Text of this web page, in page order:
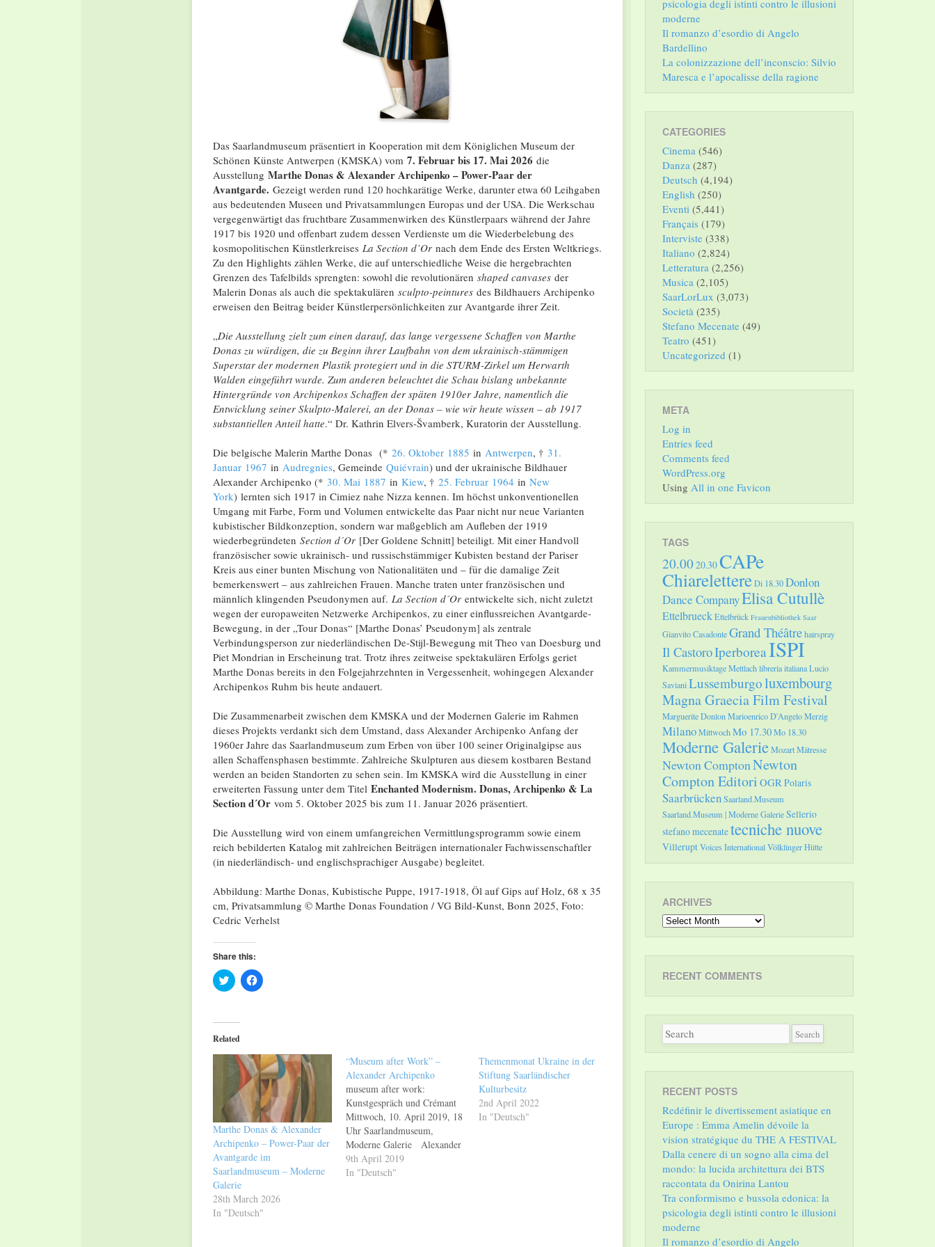
Das Saarlandmuseum präsentiert in Kooperation mit dem Königlichen Museum der
Schönen Künste Antwerpen (KMSKA) vom 7. Februar bis 17. Mai 2026 die
Ausstellung Marthe Donas & Alexander Archipenko – Power-Paar der
Avantgarde. Gezeigt werden rund 120 hochkarätige Werke, darunter etwa 60 Leihgaben
aus bedeutenden Museen und Privatsammlungen Europas und der USA. Die Werkschau
vergegenwärtigt das fruchtbare Zusammenwirken des Künstlerpaars während der Jahre
1917 bis 1920 und offenbart zudem dessen Verdienste um die Wiederbelebung des
kosmopolitischen Künstlerkreises La Section d’Or nach dem Ende des Ersten Weltkriegs.
Zu den Highlights zählen Werke, die auf unterschiedliche Weise die hergebrachten
Grenzen des Tafelbilds sprengten: sowohl die revolutionären shaped canvasesder
Malerin Donas als auch die spektakulären sculpto-peinturesdes Bildhauers Archipenko
erweisen den Beitrag beider Künstlerpersönlichkeiten zur Avantgarde ihrer Zeit.
„Die Ausstellung zielt zum einen darauf, das lange vergessene Schaffen von Marthe
Donas zu würdigen, die zu Beginn ihrer Laufbahn von dem ukrainisch-stämmigen
Superstar der modernen Plastik protegiert und in die STURM-Zirkel um Herwarth
Walden eingeführt wurde. Zum anderen beleuchtet die Schau bislang unbekannte
Hintergründe von Archipenkos Schaffen der späten 1910er Jahre, namentlich die
Entwicklung seiner Skulpto-Malerei, an der Donas – wie wir heute wissen – ab 1917
substantiellen Anteil hatte.“ Dr. Kathrin Elvers-Švamberk, Kuratorin der Ausstellung.
Die belgische Malerin Marthe Donas (* 26. Oktober 1885 in Antwerpen, † 31.
Januar 1967 in Audregnies, Gemeinde Quiévrain) und der ukrainische Bildhauer
Alexander Archipenko (* 30. Mai 1887 in Kiew, † 25. Februar 1964 in New
York) lernten sich 1917 in Cimiez nahe Nizza kennen. Im höchst unkonventionellen
Umgang mit Farbe, Form und Volumen entwickelte das Paar nicht nur neue Varianten
kubistischer Bildkonzeption, sondern war maßgeblich am Aufleben der 1919
wiederbegründeten Section d´Or [Der Goldene Schnitt] beteiligt. Mit einer Handvoll
französischer sowie ukrainisch- und russischstämmiger Kubisten bestand der Pariser
Kreis aus einer bunten Mischung von Nationalitäten und – für die damalige Zeit
bemerkenswert – aus zahlreichen Frauen. Manche traten unter französischen und
männlich klingenden Pseudonymen auf. La Section d´Or entwickelte sich, nicht zuletzt
wegen der europaweiten Netzwerke Archipenkos, zu einer einflussreichen Avantgarde-
Bewegung, in der „Tour Donas“ [Marthe Donas’ Pseudonym] als zentrale
Verbindungsperson zur niederländischen De-Stijl-Bewegung mit Theo van Doesburg und
Piet Mondrian in Erscheinung trat. Trotz ihres zeitweise spektakulären Erfolgs geriet
Marthe Donas bereits in den Folgejahrzehnten in Vergessenheit, wohingegen Alexander
Archipenkos Ruhm bis heute andauert.
Die Zusammenarbeit zwischen dem KMSKA und der Modernen Galerie im Rahmen
dieses Projekts verdankt sich dem Umstand, dass Alexander Archipenko Anfang der
1960er Jahre das Saarlandmuseum zum Erben von über 100 seiner Originalgipse aus
allen Schaffensphasen bestimmte. Zahlreiche Skulpturen aus diesem kostbaren Bestand
werden an beiden Standorten zu sehen sein. Im KMSKA wird die Ausstellung in einer
erweiterten Fassung unter dem Titel Enchanted Modernism. Donas, Archipenko & La
Section d´Orvom 5. Oktober 2025 bis zum 11. Januar 2026 präsentiert.
Die Ausstellung wird von einem umfangreichen Vermittlungsprogramm sowie einem
reich bebilderten Katalog mit zahlreichen Beiträgen internationaler Fachwissenschaftler
(in niederländisch- und englischsprachiger Ausgabe) begleitet.
Abbildung: Marthe Donas, Kubistische Puppe, 1917-1918, Öl auf Gips auf Holz, 68 x 35
cm, Privatsammlung © Marthe Donas Foundation / VG Bild-Kunst, Bonn 2025, Foto:
Cedric Verhelst
Share this:
Click
to
(Opens
in
new
Click
to
Related
Marthe Donas & Alexander
Archipenko – Power-Paar der
Avantgarde im
Saarlandmuseum – Moderne
Galerie
28th March 2026
In "Deutsch"
“Museum after Work” –
Alexander Archipenko
museum after work:
Kunstgespräch und Crémant
Mittwoch, 10. April 2019, 18
Uhr Saarlandmuseum,
Moderne Galerie Alexander
Archipenko - Figur und
Raum Mit dem
9th April 2019
In "Deutsch"
Themenmonat Ukraine in der
Stiftung Saarländischer
Kulturbesitz
2nd April 2022
In "Deutsch"
psicologia degli istinti contro le illusioni
moderne
Il romanzo d’esordio di Angelo
Bardellino
La colonizzazione dell’inconscio: Silvio
Maresca e l’apocalisse della ragione
CATEGORIES
Cinema (546)
Danza (287)
Deutsch (4,194)
English (250)
Eventi (5,441)
Français (179)
Interviste (338)
Italiano (2,824)
Letteratura (2,256)
Musica (2,105)
SaarLorLux (3,073)
Società (235)
Stefano Mecenate (49)
Teatro (451)
Uncategorized (1)
META
Log in
Entries feed
Comments feed
WordPress.org
Using All in one Favicon
TAGS
20.00 20.30CAPe
ChiarelettereDi 18.30Donlon
Dance CompanyElisa Cutullè
EttelbrueckEttelbrück Frauenbibliothek Saar
Gianvito CasadonteGrand Théâtrehairspray
Il CastoroIperboreaISPI
Kammermusiktage Mettlachlibreria italianaLucio
SavianiLussemburgoluxembourg
Magna Graecia Film Festival
Marguerite DonlonMarioenrico D'AngeloMerzig
MilanoMittwochMo 17.30Mo 18.30
Moderne GalerieMozartMätresse
Newton ComptonNewton
Compton Editori OGRPolaris
SaarbrückenSaarland.Museum
Saarland.Museum | Moderne GalerieSellerio
stefano mecenatetecniche nuove
VilleruptVoices InternationalVölklinger Hütte
ARCHIVES
Archives
RECENT COMMENTS
RECENT POSTS
Redéfinir le divertissement asiatique en
Europe : Emma Amelin dévoile la
vision stratégique du THE A FESTIVAL
Dalla cenere di un sogno alla cima del
mondo: la lucida architettura dei BTS
raccontata da Onirina Lantou
Tra conformismo e bussola edonica: la
psicologia degli istinti contro le illusioni
moderne
Il romanzo d’esordio di Angelo